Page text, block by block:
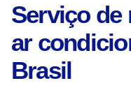
Serviço de
ar
Brasil